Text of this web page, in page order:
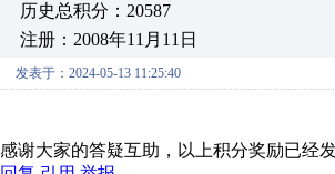
历史总积分：20587
注册：2008年11月11日
发表于：2024-05-13 11:25:40
感谢大家的答疑互助，以上积分奖励已经